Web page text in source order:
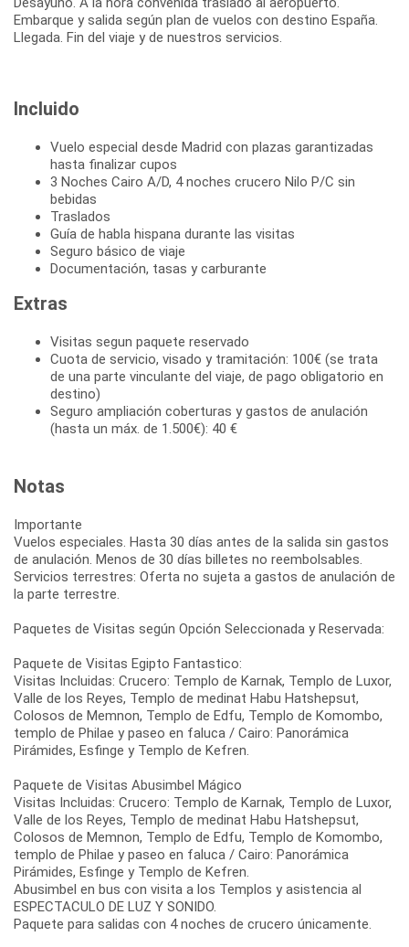
Embarque y salida según plan de vuelos con destino España.
Llegada. Fin del viaje y de nuestros servicios.
Incluido
Vuelo especial desde Madrid con plazas garantizadas
hasta finalizar cupos
3 Noches Cairo A/D, 4 noches crucero Nilo P/C sin
bebidas
Traslados
Guía de habla hispana durante las visitas
Seguro básico de viaje
Documentación, tasas y carburante
Extras
Visitas segun paquete reservado
Cuota de servicio, visado y tramitación: 100€ (se trata
de una parte vinculante del viaje, de pago obligatorio en
destino)
Seguro ampliación coberturas y gastos de anulación
(hasta un máx. de 1.500€): 40 €
Notas
Importante
Vuelos especiales. Hasta 30 días antes de la salida sin gastos
de anulación. Menos de 30 días billetes no reembolsables.
Servicios terrestres: Oferta no sujeta a gastos de anulación de
la parte terrestre.
Paquetes de Visitas según Opción Seleccionada y Reservada:
Paquete de Visitas Egipto Fantastico:
Visitas Incluidas: Crucero: Templo de Karnak, Templo de Luxor,
Valle de los Reyes, Templo de medinat Habu Hatshepsut,
Colosos de Memnon, Templo de Edfu, Templo de Komombo,
templo de Philae y paseo en faluca / Cairo: Panorámica
Pirámides, Esfinge y Templo de Kefren.
Paquete de Visitas Abusimbel Mágico
Visitas Incluidas: Crucero: Templo de Karnak, Templo de Luxor,
Valle de los Reyes, Templo de medinat Habu Hatshepsut,
Colosos de Memnon, Templo de Edfu, Templo de Komombo,
templo de Philae y paseo en faluca / Cairo: Panorámica
Pirámides, Esfinge y Templo de Kefren.
Abusimbel en bus con visita a los Templos y asistencia al
ESPECTACULO DE LUZ Y SONIDO.
Paquete para salidas con 4 noches de crucero únicamente.